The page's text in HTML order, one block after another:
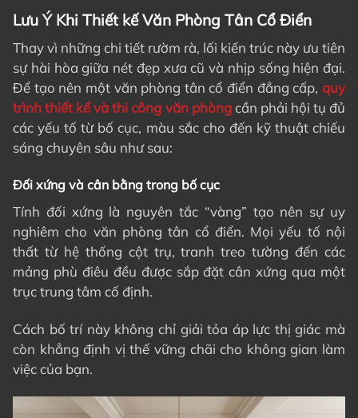
Lưu Ý Khi Thiết kế Văn Phòng Tân Cổ Điển
Thay vì những chi tiết rườm rà, lối kiến trúc này ưu tiên
sự hài hòa giữa nét đẹp xưa cũ và nhịp sống hiện đại.
Để tạo nên một văn phòng tân cổ điển đẳng cấp, quy
trìnhthiết kế và thi công văn phòngcần phải hội tụ đủ
các yếu tố từ bố cục, màu sắc cho đến kỹ thuật chiếu
sáng chuyên sâu như sau:
Đối xứng và cân bằng trong bố cục
Tính đối xứng là nguyên tắc “vàng” tạo nên sự uy
nghiêm cho văn phòng tân cổ điển. Mọi yếu tố nội
thất từ hệ thống cột trụ, tranh treo tường đến các
mảng phù điêu đều được sắp đặt cân xứng qua một
trục trung tâm cố định.
Cách bố trí này không chỉ giải tỏa áp lực thị giác mà
còn khẳng định vị thế vững chãi cho không gian làm
việc của bạn.